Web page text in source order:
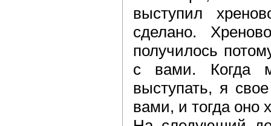
выступил
сделано.
получилось
с вами. Когда
выступать, я
вами, и тогда оно